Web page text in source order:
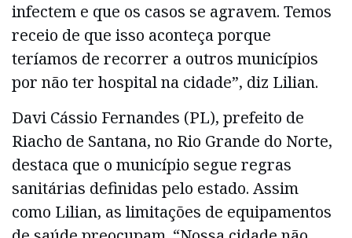
infectem e que os casos se agravem. Temos
receio de que isso aconteça porque
teríamos de recorrer a outros municípios
por não ter hospital na cidade”, diz Lilian.
Davi Cássio Fernandes (PL), prefeito de
Riacho de Santana, no Rio Grande do Norte,
destaca que o município segue regras
sanitárias definidas pelo estado. Assim
como Lilian, as limitações de equipamentos